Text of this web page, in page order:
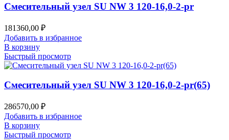
Смесительный узел SU NW 3 120-16,0-2-pr
181360,00 ₽
Добавить в избранное
В корзину
Быстрый просмотр
Смесительный узел SU NW 3 120-16,0-2-pr(65)
286570,00 ₽
Добавить в избранное
В корзину
Быстрый просмотр